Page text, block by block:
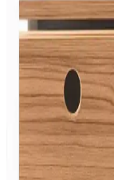
ve Ekonomik
Artan gıda fiyatları
Donmuş sebzeler,
ekonomik
israfını azaltır ve
İkea Aktivite
Konforlu
İkea'nın aktivite
hareket özgürlüğü